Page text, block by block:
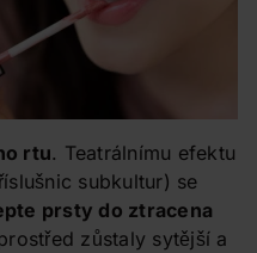
rtu. Teatrálnímu efektu
subkultur) se
prsty do ztracena
zůstaly sytější a